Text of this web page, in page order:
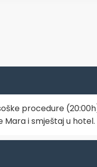
procedure
Mara i smještaj u hotel.